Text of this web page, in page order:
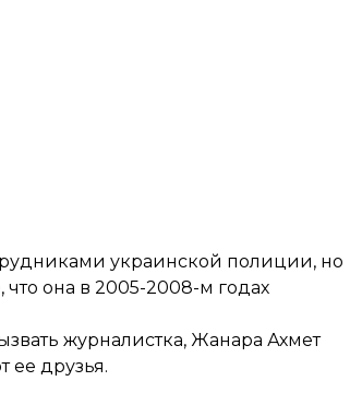
украинской полиции, но
она в 2005-2008-м годах
журналистка, Жанара Ахмет
ее друзья.